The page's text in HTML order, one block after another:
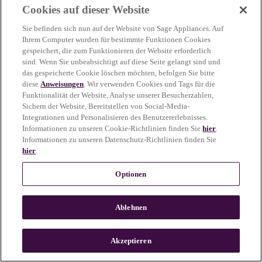
more information)
n
Cookies auf dieser Website
Sie befinden sich nun auf der Website von Sage Appliances. Auf
Ihrem Computer wurden für bestimmte Funktionen Cookies
gespeichert, die zum Funktionieren der Website erforderlich
sind. Wenn Sie unbeabsichtigt auf diese Seite gelangt sind und
das gespeicherte Cookie löschen möchten, befolgen Sie bitte
dieseAnweisungen. Wir verwenden Cookies und Tags für die
Funktionalität der Website, Analyse unserer Besucherzahlen,
Sichern der Website, Bereitstellen von Social-Media-
Integrationen und Personalisieren des Benutzererlebnisses.
Informationen zu unseren Cookie-Richtlinien finden Siehier.
Informationen zu unseren Datenschutz-Richtlinien finden Sie
hier.
Optionen
Ablehnen
Akzeptieren